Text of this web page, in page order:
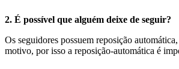
2. É possível que alguém deixe de seguir?
Os seguidores possuem reposição
motivo, por isso a reposição-automática é